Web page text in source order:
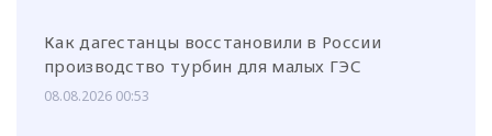
Как дагестанцы восстановили в России
производство турбин для малых ГЭС
08.08.2026 00:53